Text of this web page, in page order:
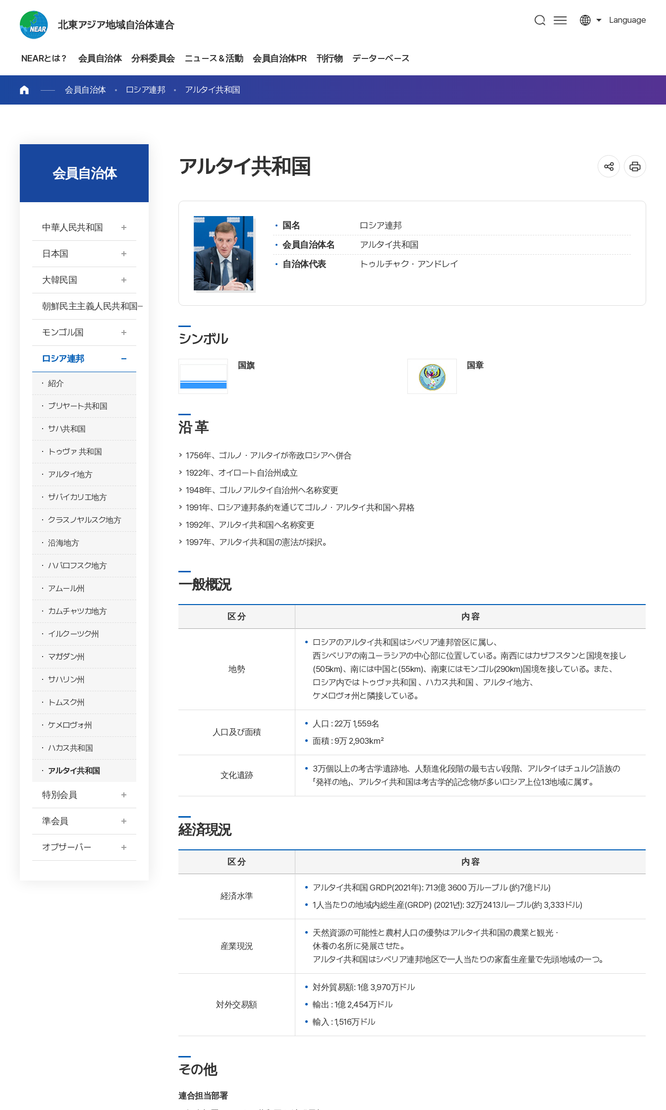
北東アジア地域自治体連合 Language
NEARとは？ 会員自治体 分科委員会 ニュース＆活動 会員自治体PR 刊行物 データーベース
会員自治体 ロシア連邦 アルタイ共和国
会員自治体
中華人民共和国
日本国
大韓民国
朝鮮民主主義人民共和国
モンゴル国
ロシア連邦
紹介
ブリヤート共和国
サハ共和国
トゥヴァ 共和国
アルタイ地方
ザバイカリエ地方
クラスノヤルスク地方
沿海地方
ハバロフスク地方
アムール州
カムチャツカ地方
イルクーツク州
マガダン州
サハリン州
トムスク州
ケメロヴォ州
ハカス共和国
アルタイ共和国
特別会員
準会員
オブザーバー
アルタイ共和国
国名
ロシア連邦
会員自治体名
アルタイ共和国
自治体代表
トゥルチャク・アンドレイ
シンボル
国旗 国章
沿 革
1756年、ゴルノ・アルタイが帝政ロシアへ併合
1922年、オイロート自治州成立
1948年、ゴルノアルタイ自治州へ名称変更
1991年、ロシア連邦条約を通じてゴルノ・アルタイ共和国へ昇格
1992年、アルタイ共和国へ名称変更
1997年、アルタイ共和国の憲法が採択。
一般概況
区 分 内 容
地勢
ロシアのアルタイ共和国はシベリア連邦管区に属し、
西シベリアの南ユーラシアの中心部に位置している。南西にはカザフスタンと国境を接し
(505km)、南には中国と(55km)、南東にはモンゴル(290km)国境を接している。また、
ロシア内では トゥヴァ共和国 、ハカス共和国 、アルタイ地方、
ケメロヴォ州と隣接している。
人口及び面積
人口 : 22万 1,559名
面積 : 9万 2,903㎢
文化遺跡
3万個以上の考古学遺跡地、人類進化段階の最も古い段階、アルタイはチュルク語族の
「発祥の地」、アルタイ共和国は考古学的記念物が多いロシア上位13地域に属す。
経済現況
区 分 内 容
経済水準
アルタイ共和国 GRDP(2021年): 713億 3600 万ルーブル (約7億ドル)
1人当たりの地域内総生産(GRDP) (2021년): 32万2413ルーブル(約 3,333ドル)
産業現況
天然資源の可能性と農村人口の優勢はアルタイ共和国の農業と観光・
休養の名所に発展させた。
アルタイ共和国はシベリア連邦地区で一人当たりの家畜生産量で先頭地域の一つ。
対外交易額
対外貿易額: 1億 3,970万ドル
輸出 : 1億 2,454万ドル
輸入 : 1,516万ドル
その他
連合担当部署